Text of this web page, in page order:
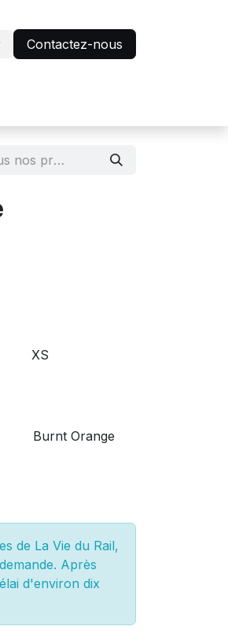
Contactez-nous
XS
Burnt Orange
de La Vie du Rail,
Après
d'environ dix